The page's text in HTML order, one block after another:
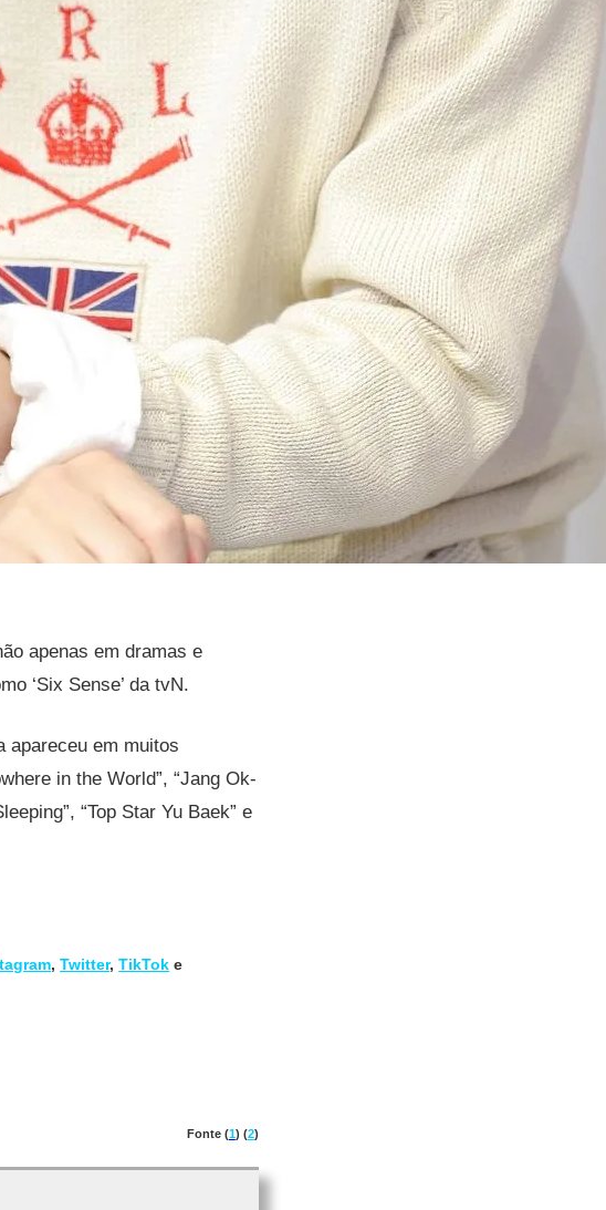
apenas em dramas e
‘Six Sense’ da tvN.
apareceu em muitos
in the World”, “Jang Ok-
“Top Star Yu Baek” e
,Twitter, TikTok e
Fonte (1) (2)